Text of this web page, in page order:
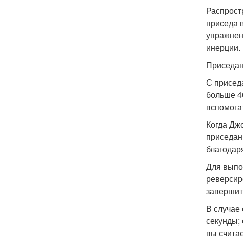
приседа
инерции.
С
больше
Когда
Для
В случае
секунды;
вы